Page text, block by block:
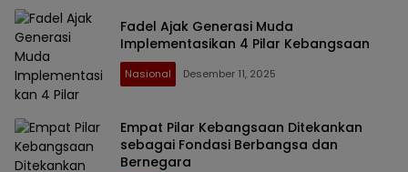
Fadel Ajak Generasi Muda
Implementasikan 4 Pilar Kebangsaan
Nasional Desember 11, 2025
Empat Pilar Kebangsaan Ditekankan
sebagai Fondasi Berbangsa dan
Bernegara